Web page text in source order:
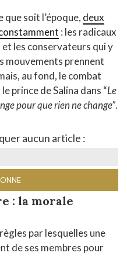
que soit l’époque, deux
: les radicaux
les conservateurs qui y
mouvements prennent
au fond, le combat
prince de Salina dans “Le
pour que rien ne change”.
aucun article :
: la morale
par lesquelles une
de ses membres pour